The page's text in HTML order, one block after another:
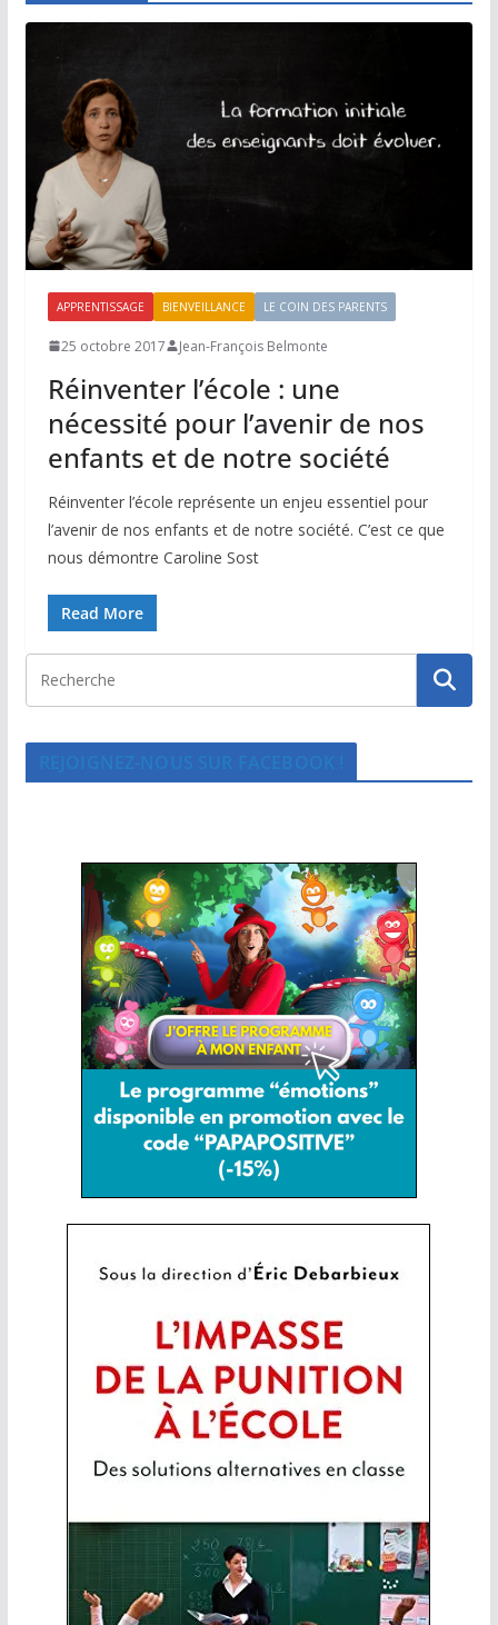
APPRENTISSAGE BIENVEILLANCE LE COIN DES PARENTS
25 octobre 2017 Jean-François Belmonte
Réinventer l’école : une
nécessité pour l’avenir de nos
enfants et de notre société
Réinventer l’école représente un enjeu essentiel pour
l’avenir de nos enfants et de notre société. C’est ce que
nous démontre Caroline Sost
Read More
REJOIGNEZ-NOUS SUR FACEBOOK !